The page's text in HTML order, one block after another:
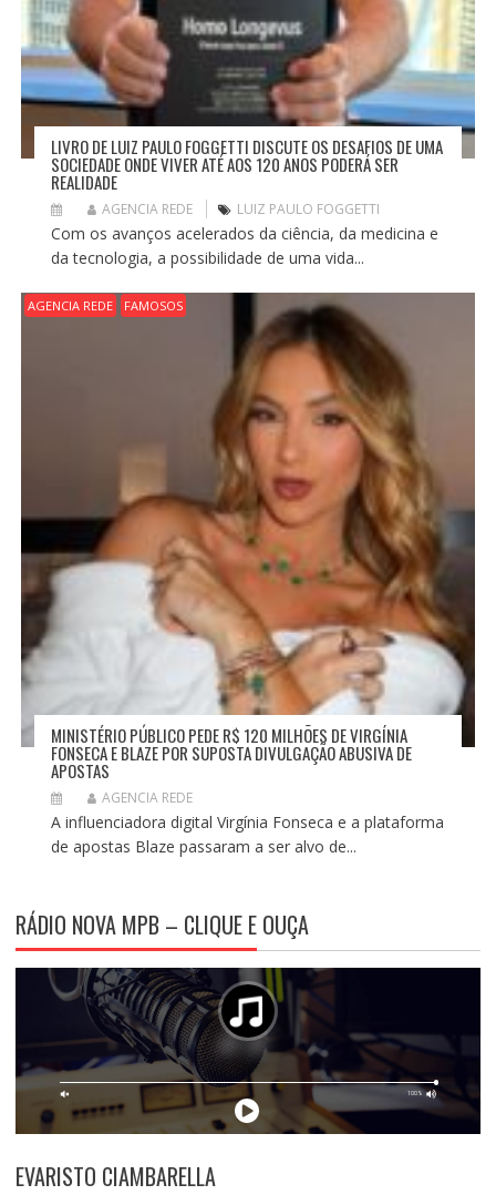
LIVRO DE LUIZ PAULO FOGGETTI DISCUTE OS DESAFIOS DE UMA
SOCIEDADE ONDE VIVER ATÉ AOS 120 ANOS PODERÁ SER
REALIDADE
AGENCIA REDE LUIZ PAULO FOGGETTI
Com os avanços acelerados da ciência, da medicina e
da tecnologia, a possibilidade de uma vida...
AGENCIA REDE FAMOSOS
MINISTÉRIO PÚBLICO PEDE R$ 120 MILHÕES DE VIRGÍNIA
FONSECA E BLAZE POR SUPOSTA DIVULGAÇÃO ABUSIVA DE
APOSTAS
AGENCIA REDE
A influenciadora digital Virgínia Fonseca e a plataforma
de apostas Blaze passaram a ser alvo de...
RÁDIO NOVA MPB – CLIQUE E OUÇA
EVARISTO CIAMBARELLA